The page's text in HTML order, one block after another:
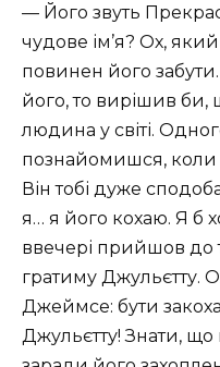
— Його звуть
чудове ім’я? Ох,
повинен його
його, то вирішив
людина у світі.
познайомишся, коли
Він тобі дуже
я… я його кохаю. Я б
ввечері прийшов до
гратиму Джульєтту.
Джеймсе: бути
Джульєтту! Знати, що